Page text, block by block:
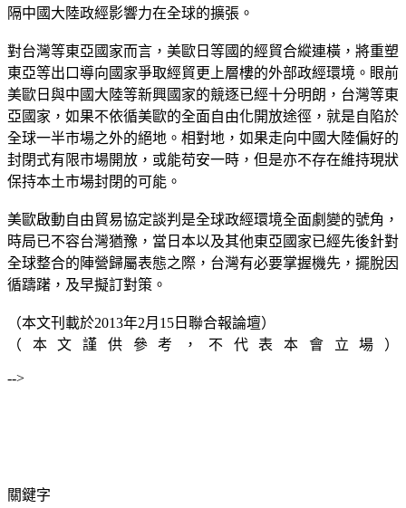
隔中國大陸政經影響力在全球的擴張。
對台灣等東亞國家而言，美歐日等國的經貿合縱連橫，將重塑
東亞等出口導向國家爭取經貿更上層樓的外部政經環境。眼前
美歐日與中國大陸等新興國家的競逐已經十分明朗，台灣等東
亞國家，如果不依循美歐的全面自由化開放途徑，就是自陷於
全球一半市場之外的絕地。相對地，如果走向中國大陸偏好的
封閉式有限市場開放，或能苟安一時，但是亦不存在維持現狀
保持本土市場封閉的可能。
美歐啟動自由貿易協定談判是全球政經環境全面劇變的號角，
時局已不容台灣猶豫，當日本以及其他東亞國家已經先後針對
全球整合的陣營歸屬表態之際，台灣有必要掌握機先，擺脫因
循躊躇，及早擬訂對策。
（本文刊載於2013年2月15日聯合報論壇）
（本文謹供參考，不代表本會立場）
-->
關鍵字